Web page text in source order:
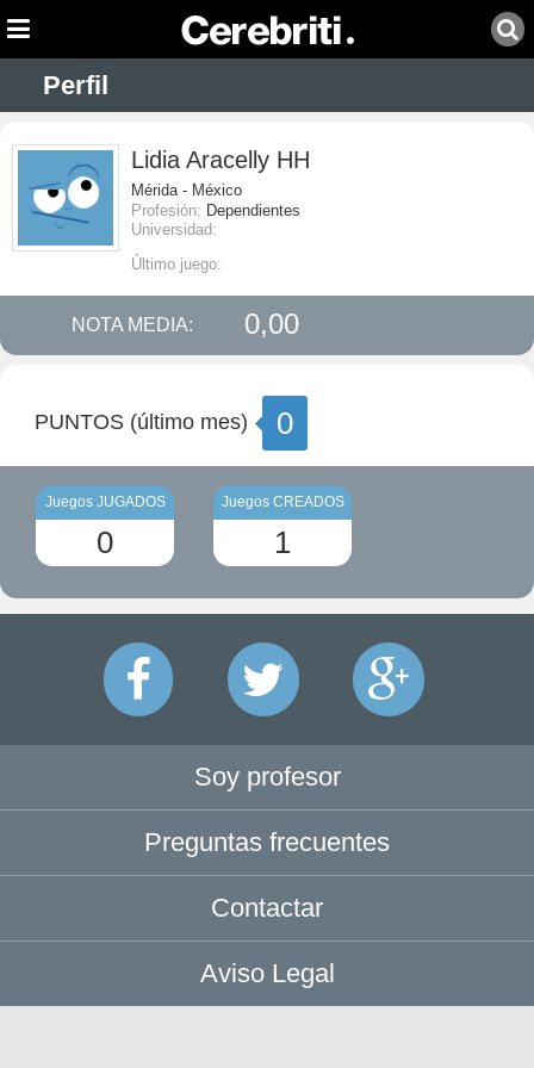
Perfil
Lidia Aracelly HH
Mérida - México
Profesión: Dependientes
Universidad:
Último juego:
NOTA MEDIA: 0,00
PUNTOS (último mes) 0
Juegos JUGADOS
0
Juegos CREADOS
1
Soy profesor
Preguntas frecuentes
Contactar
Aviso Legal